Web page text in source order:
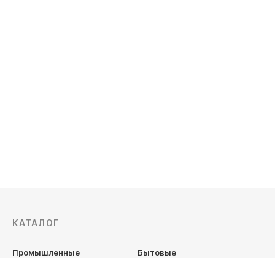
КАТАЛОГ
Промышленные Бытовые